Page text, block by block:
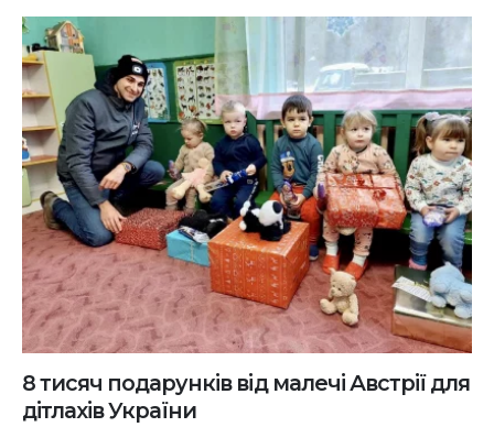
8 тисяч подарунків від малечі Австрії для
дітлахів України